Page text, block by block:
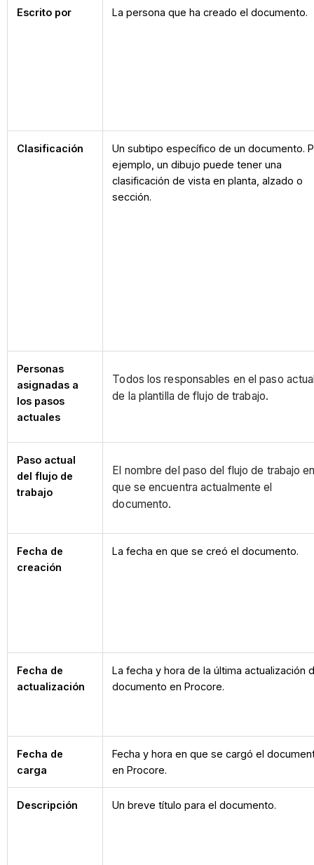
Escrito por La persona que ha creado el documento.
Clasificación
Un subtipo específico de un documento.
ejemplo, un dibujo puede tener una
clasificación de vista en planta, alzado o
sección.
Personas
asignadas a
los pasos
actuales
Todos los responsables en el paso
de la plantilla de flujo de trabajo.
Paso actual
del flujo de
trabajo
El nombre del paso del flujo de trabajo
que se encuentra actualmente el
documento.
Fecha de
creación
La fecha en que se creó el documento.
Fecha de
actualización
La fecha y hora de la última actualización
documento en Procore.
Fecha de
carga
Fecha y hora en que se cargó el
en Procore.
Descripción Un breve título para el documento.